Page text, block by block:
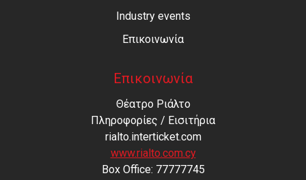
Industry events
Επικοινωνία
Επικοινωνία
Θέατρο Ριάλτο
Πληροφορίες / Εισιτήρια
rialto.interticket.com
www.rialto.com.cy
Βοx Office: 77777745